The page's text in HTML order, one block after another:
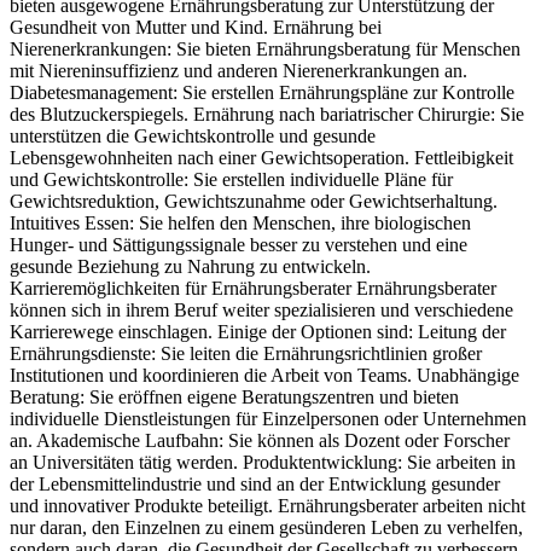
bieten ausgewogene Ernährungsberatung zur Unterstützung der
Gesundheit von Mutter und Kind. Ernährung bei
Nierenerkrankungen: Sie bieten Ernährungsberatung für Menschen
mit Niereninsuffizienz und anderen Nierenerkrankungen an.
Diabetesmanagement: Sie erstellen Ernährungspläne zur Kontrolle
des Blutzuckerspiegels. Ernährung nach bariatrischer Chirurgie: Sie
unterstützen die Gewichtskontrolle und gesunde
Lebensgewohnheiten nach einer Gewichtsoperation. Fettleibigkeit
und Gewichtskontrolle: Sie erstellen individuelle Pläne für
Gewichtsreduktion, Gewichtszunahme oder Gewichtserhaltung.
Intuitives Essen: Sie helfen den Menschen, ihre biologischen
Hunger- und Sättigungssignale besser zu verstehen und eine
gesunde Beziehung zu Nahrung zu entwickeln.
Karrieremöglichkeiten für Ernährungsberater Ernährungsberater
können sich in ihrem Beruf weiter spezialisieren und verschiedene
Karrierewege einschlagen. Einige der Optionen sind: Leitung der
Ernährungsdienste: Sie leiten die Ernährungsrichtlinien großer
Institutionen und koordinieren die Arbeit von Teams. Unabhängige
Beratung: Sie eröffnen eigene Beratungszentren und bieten
individuelle Dienstleistungen für Einzelpersonen oder Unternehmen
an. Akademische Laufbahn: Sie können als Dozent oder Forscher
an Universitäten tätig werden. Produktentwicklung: Sie arbeiten in
der Lebensmittelindustrie und sind an der Entwicklung gesunder
und innovativer Produkte beteiligt. Ernährungsberater arbeiten nicht
nur daran, den Einzelnen zu einem gesünderen Leben zu verhelfen,